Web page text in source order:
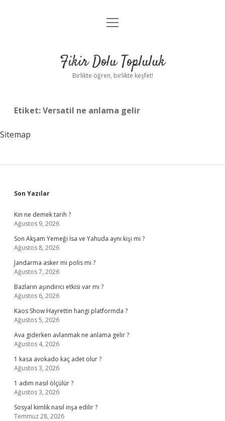
Anasayfa
Yasal Uyarı
menüyü
Fikir Dolu Topluluk
Birlikte öğren, birlikte keşfet!
Etiket:Versatil ne anlama gelir
Sitemap
Sidebar
Son Yazılar
Kın ne demek tarih ?
Ağustos 9, 2026
Son Akşam Yemeği İsa ve Yahuda aynı kişi mi ?
Ağustos 8, 2026
Jandarma asker mi polis mi ?
Ağustos 7, 2026
Bazların aşındırıcı etkisi var mı ?
Ağustos 6, 2026
Kaos Show Hayrettin hangi platformda ?
Ağustos 5, 2026
Ava giderken avlanmak ne anlama gelir ?
Ağustos 4, 2026
1 kasa avokado kaç adet olur ?
Ağustos 3, 2026
1 adım nasıl ölçülür ?
Ağustos 3, 2026
Sosyal kimlik nasıl inşa edilir ?
Temmuz 28, 2026